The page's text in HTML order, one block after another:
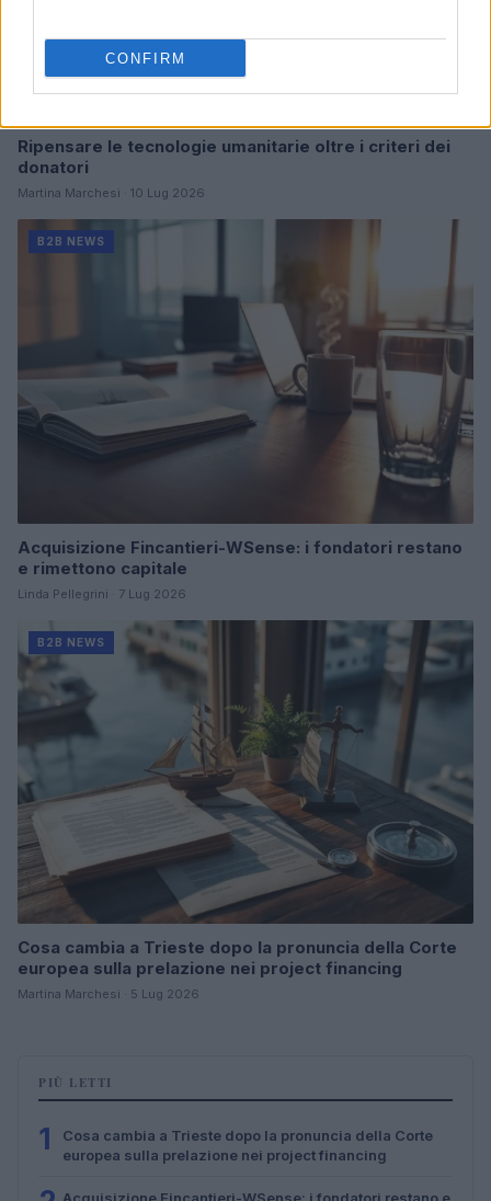
CONFIRM
Ripensare le tecnologie umanitarie oltre i criteri dei
donatori
Martina Marchesi · 10 Lug 2026
B2B NEWS
Acquisizione Fincantieri-WSense: i fondatori restano
e rimettono capitale
Linda Pellegrini · 7 Lug 2026
B2B NEWS
Cosa cambia a Trieste dopo la pronuncia della Corte
europea sulla prelazione nei project financing
Martina Marchesi · 5 Lug 2026
PIÙ LETTI
1
Cosa cambia a Trieste dopo la pronuncia della Corte
europea sulla prelazione nei project financing